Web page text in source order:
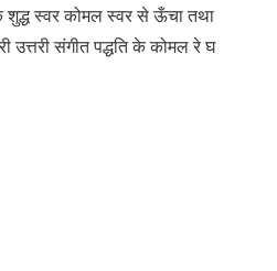
शुद्ध स्वर कोमल स्वर से ऊँचा तथा
उत्तरी संगीत पद्धति के कोमल रे घ